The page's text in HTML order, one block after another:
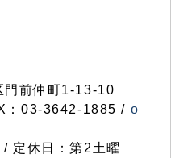
前仲町1-13-10
：03-3642-1885 / o
定休日：第2土曜